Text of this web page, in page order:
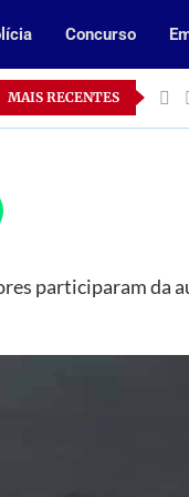
Concurso
MAIS RECENTES
no Pará
participaram da